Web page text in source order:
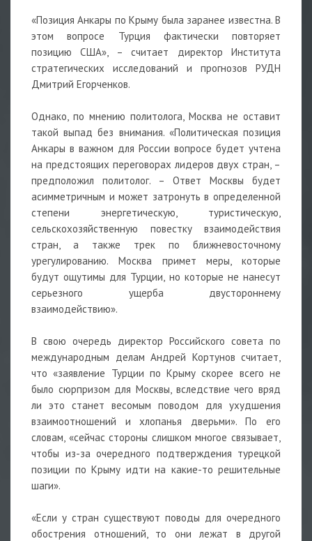
«Позиция Анкары по Крыму была заранее известна. В
этом вопросе Турция фактически повторяет
позицию США», – считает директор Института
стратегических исследований и прогнозов РУДН
Дмитрий Егорченков.
Однако, по мнению политолога, Москва не оставит
такой выпад без внимания. «Политическая позиция
Анкары в важном для России вопросе будет учтена
на предстоящих переговорах лидеров двух стран, –
предположил политолог. – Ответ Москвы будет
асимметричным и может затронуть в определенной
степени энергетическую, туристическую,
сельскохозяйственную повестку взаимодействия
стран, а также трек по ближневосточному
урегулированию. Москва примет меры, которые
будут ощутимы для Турции, но которые не нанесут
серьезного ущерба двустороннему
взаимодействию».
В свою очередь директор Российского совета по
международным делам Андрей Кортунов считает,
что «заявление Турции по Крыму скорее всего не
было сюрпризом для Москвы, вследствие чего вряд
ли это станет весомым поводом для ухудшения
взаимоотношений и хлопанья дверьми». По его
словам, «сейчас стороны слишком многое связывает,
чтобы из-за очередного подтверждения турецкой
позиции по Крыму идти на какие-то решительные
шаги».
«Если у стран существуют поводы для очередного
обострения отношений, то они лежат в другой